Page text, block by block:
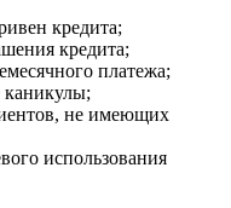
кредита;
кредита;
платежа;
каникулы;
не имеющих
использования